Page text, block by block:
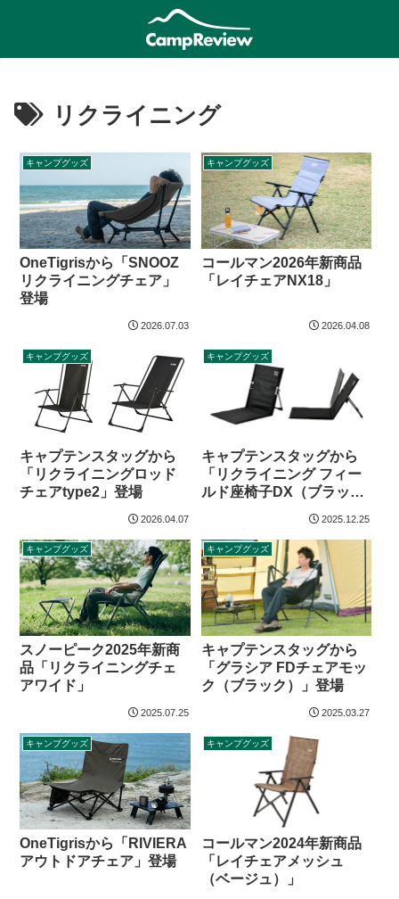
リクライニング
キャンプグッズ
OneTigrisから「SNOOZ
リクライニングチェア」
登場
2026.07.03
キャンプグッズ
コールマン2026年新商品
「レイチェアNX18」
2026.04.08
キャンプグッズ
キャプテンスタッグから
「リクライニングロッド
チェアtype2」登場
2026.04.07
キャンプグッズ
キャプテンスタッグから
「リクライニング フィー
ルド座椅子DX（ブラッ
2025.12.25
キャンプグッズ
スノーピーク2025年新商
品「リクライニングチェ
アワイド」
2025.07.25
キャンプグッズ
キャプテンスタッグから
「グラシア FDチェアモッ
ク（ブラック）」登場
2025.03.27
キャンプグッズ
OneTigrisから「RIVIERA
アウトドアチェア」登場
キャンプグッズ
コールマン2024年新商品
「レイチェアメッシュ
（ベージュ）」